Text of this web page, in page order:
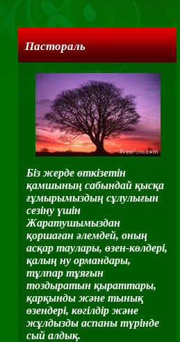
Пастораль
Біз жерде өткізетін
қамшының сабындай қысқа
ғұмырымыздың сұлулығын
сезіну үшін
Жаратушымыздан
қоршаған әлемдей, оның
асқар таулары, өзен-көлдері,
қалың ну ормандары,
тұлпар тұяғын
тоздыратын қыраттары,
қарқынды және тынық
өзендері, көгілдір және
жұлдызды аспаны түрінде
сый алдық.